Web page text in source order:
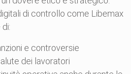
di controllo come Libemax
e controversie
dei lavoratori